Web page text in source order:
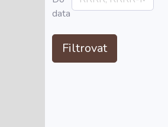
data
Filtrovat